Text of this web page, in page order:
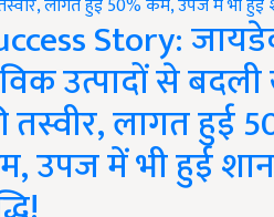
Story:
उत्पादों से
तस्वीर, लागत हुई
उपज में भी हुई